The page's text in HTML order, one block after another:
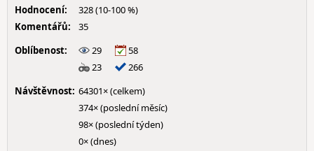
Hodnocení:
328 (10-100 %)
Komentářů:
35
Oblíbenost:
29
58
23
266
Návštěvnost: 64301× (celkem)
374× (poslední měsíc)
98× (poslední týden)
0× (dnes)